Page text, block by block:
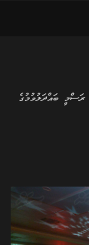
މިނިވަންދުވަހުގެ ރަސްމީ ބައްދަލުވުމުގެ